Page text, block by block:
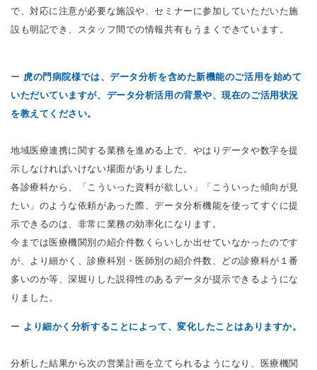
で、対応に注意が必要な施設や、セミナーに参加していただいた施
設も明記でき、スタッフ間での情報共有もうまくできています。
ー 虎の門病院様では、データ分析を含めた新機能のご活用を始めて
いただいていますが、データ分析活用の背景や、現在のご活用状況
を教えてください。
地域医療連携に関する業務を進める上で、やはりデータや数字を提
示しなければいけない場面がありました。
各診療科から、「こういった資料が欲しい」「こういった傾向が見
たい」のような依頼があった際、データ分析機能を使ってすぐに提
示できるのは、非常に業務の効率化になります。
今までは医療機関別の紹介件数くらいしか出せていなかったのです
が、より細かく、診療科別・医師別の紹介件数、どの診療科が１番
多いのか等、深堀りした説得性のあるデータが提示できるようにな
りました。
ー より細かく分析することによって、変化したことはありますか。
分析した結果から次の営業計画を立てられるようになり、医療機関